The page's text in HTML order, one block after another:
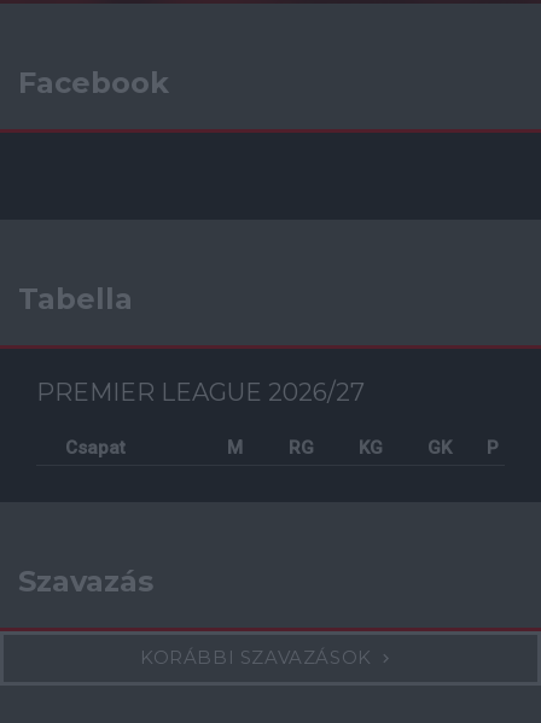
Facebook
Tabella
PREMIER LEAGUE 2026/27
Csapat M RG KG GK P
Szavazás
KORÁBBI SZAVAZÁSOK